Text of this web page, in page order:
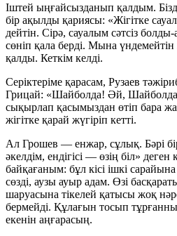
Іштей ыңғайсызданып қалдым.
бір ақылды қариясы: «Жігітке
дейтін. Сірә, сауалым сәтсіз
сөніп қала берді. Мына
қалды. Кеткім келді.
Серіктеріме қарасам, Рузаев
Грицай: «Шайболда! Әй,
сықырлап қасымыздан өтіп бара
жігітке қарай жүгіріп кетті.
Ал Грошев — енжар, сұлық. Бәрі бір:
әкелдім, ендігісі — өзің біл»
байқағаным: бұл кісі ішкі
сөзді, аузы ауыр адам. Өзі
шаруасына тікелей қатысы жоқ
бермейді. Құлағын тосып
екенін аңғарасың.